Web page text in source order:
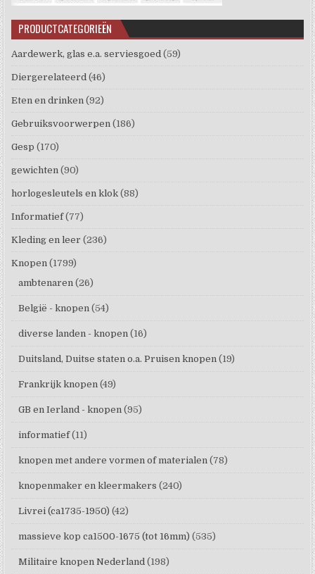
PRODUCTCATEGORIEËN
Aardewerk, glas e.a. serviesgoed (59)
Diergerelateerd (46)
Eten en drinken (92)
Gebruiksvoorwerpen (186)
Gesp (170)
gewichten (90)
horlogesleutels en klok (88)
Informatief (77)
Kleding en leer (236)
Knopen (1799)
ambtenaren (26)
België - knopen (54)
diverse landen - knopen (16)
Duitsland, Duitse staten o.a. Pruisen knopen (19)
Frankrijk knopen (49)
GB en Ierland - knopen (95)
informatief (11)
knopen met andere vormen of materialen (78)
knopenmaker en kleermakers (240)
Livrei (ca1735-1950) (42)
massieve kop ca1500-1675 (tot 16mm) (535)
Militaire knopen Nederland (198)